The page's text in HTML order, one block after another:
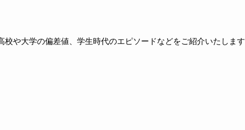
校や大学の偏差値、学生時代のエピソードなどをご紹介いたします